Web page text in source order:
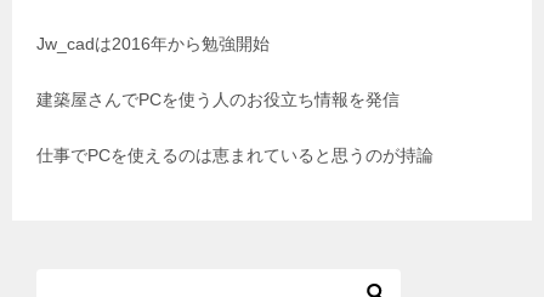
Jw_cadは2016年から勉強開始
建築屋さんでPCを使う人のお役立ち情報を発信
仕事でPCを使えるのは恵まれていると思うのが持論